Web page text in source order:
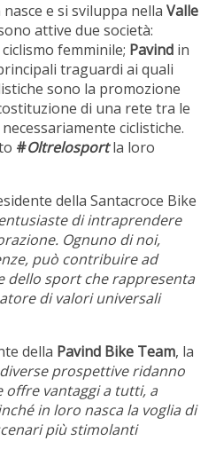
e si sviluppa nella Valle
attive due società:
femminile; Pavind in
traguardi ai quali
sono la promozione
di una rete tra le
ciclistiche.
#Oltrelosportla loro
della Santacroce Bike
di intraprendere
Ognuno di noi,
può contribuire ad
dello sport che rappresenta
di valori universali
della Pavind Bike Team, la
prospettive ridanno
offre vantaggi a tutti, a
in loro nasca la voglia di
più stimolanti